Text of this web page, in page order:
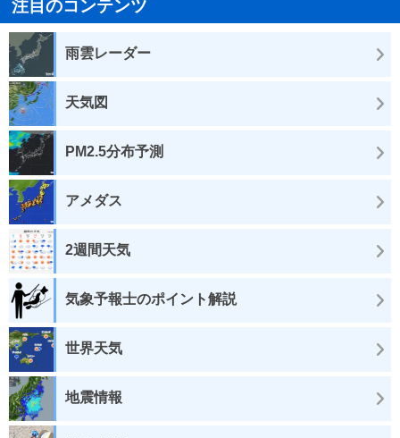
注目のコンテンツ
雨雲レーダー
天気図
PM2.5分布予測
アメダス
2週間天気
気象予報士のポイント解説
世界天気
地震情報